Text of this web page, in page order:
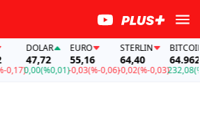
DOLAR
47,72
0,00(%0,01)
EURO
55,16
-0,03(%-0,06)
STERLIN
64,40
-0,02(%-0,03)
BITCOIN
232,08